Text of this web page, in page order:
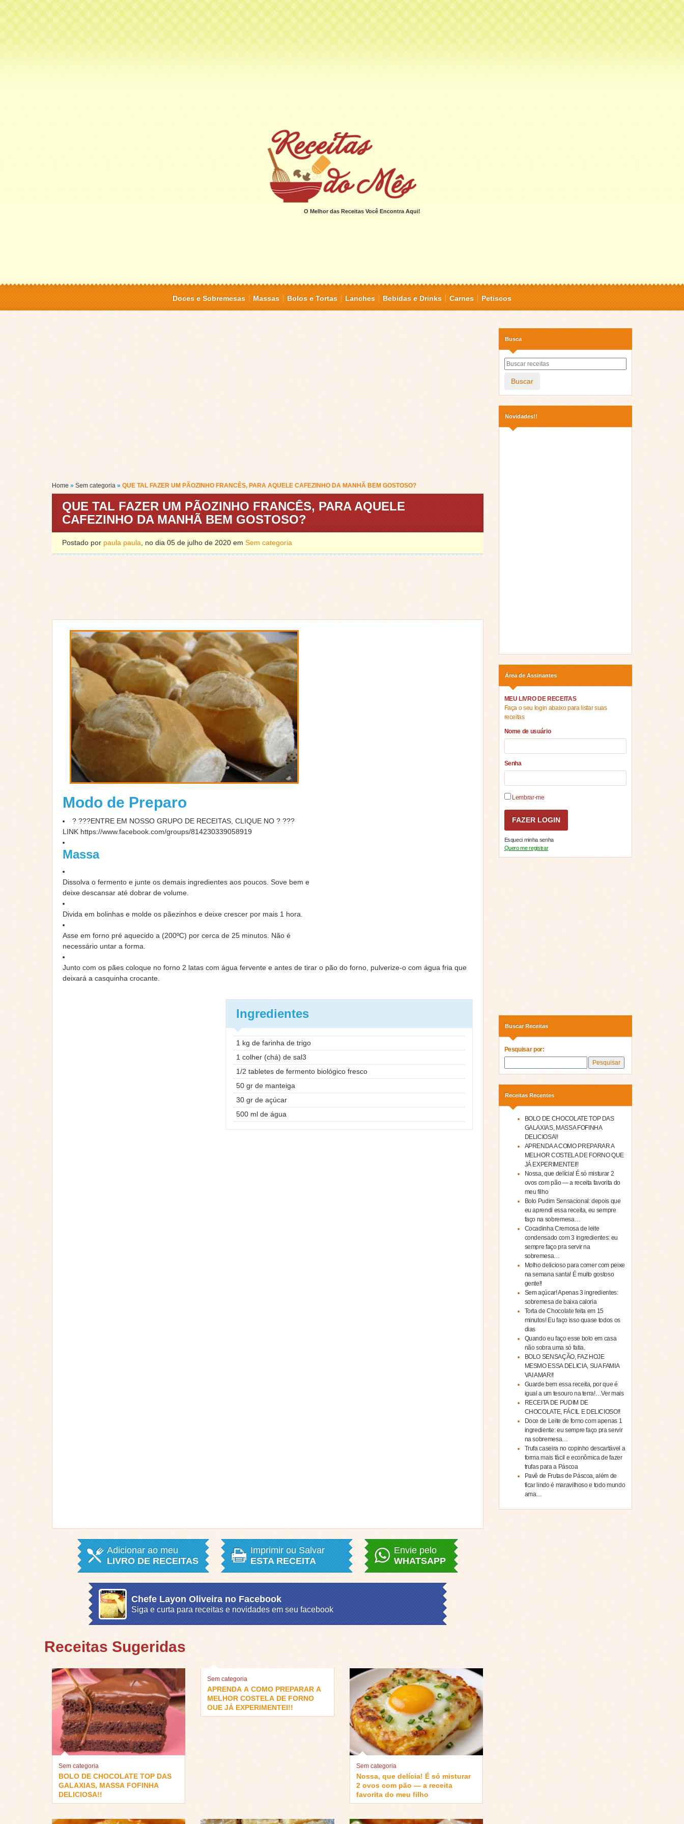
O Melhor das Receitas Você Encontra Aqui!
Doces e Sobremesas Massas Bolos e Tortas Lanches Bebidas e Drinks Carnes Petiscos
Home » Sem categoria » QUE TAL FAZER UM PÃOZINHO FRANCÊS, PARA AQUELE CAFEZINHO DA MANHÃ BEM GOSTOSO?
QUE TAL FAZER UM PÃOZINHO FRANCÊS, PARA AQUELE
CAFEZINHO DA MANHÃ BEM GOSTOSO?
Postado por paula paula, no dia 05 de julho de 2020 em Sem categoria
Modo de Preparo
? ???ENTRE EM NOSSO GRUPO DE RECEITAS, CLIQUE NO ? ???
LINK https://www.facebook.com/groups/814230339058919
Massa
Dissolva o fermento e junte os demais ingredientes aos poucos. Sove bem e
deixe descansar até dobrar de volume.
Divida em bolinhas e molde os pãezinhos e deixe crescer por mais 1 hora.
Asse em forno pré aquecido a (200ºC) por cerca de 25 minutos. Não é
necessário untar a forma.
Junto com os pães coloque no forno 2 latas com água fervente e antes de tirar o pão do forno, pulverize-o com água fria que
deixará a casquinha crocante.
Ingredientes
1 kg de farinha de trigo
1 colher (chá) de sal3
1/2 tabletes de fermento biológico fresco
50 gr de manteiga
30 gr de açúcar
500 ml de água
Adicionar ao meu
LIVRO DE RECEITAS
Imprimir ou Salvar
ESTA RECEITA
Envie pelo
WHATSAPP
Chefe Layon Oliveira no Facebook
Siga e curta para receitas e novidades em seu facebook
Receitas Sugeridas
Sem categoria
BOLO DE CHOCOLATE TOP DAS
GALAXIAS, MASSA FOFINHA
DELICIOSA!!
Sem categoria
APRENDA A COMO PREPARAR A
MELHOR COSTELA DE FORNO
QUE JÁ EXPERIMENTEI!!
Sem categoria
Nossa, que delícia! É só misturar
2 ovos com pão — a receita
favorita do meu filho
Busca
Buscar
Novidades!!
Área de Assinantes
MEU LIVRO DE RECEITAS
Faça o seu login abaixo para listar suas
receitas
Nome de usuário
Senha
Lembrar-me
Esqueci minha senha
Quero me registrar
Buscar Receitas
Pesquisar por:
Receitas Recentes
BOLO DE CHOCOLATE TOP DAS
GALAXIAS, MASSA FOFINHA
DELICIOSA!!
APRENDA A COMO PREPARAR A
MELHOR COSTELA DE FORNO QUE
JÁ EXPERIMENTEI!!
Nossa, que delícia! É só misturar 2
ovos com pão — a receita favorita do
meu filho
Bolo Pudim Sensacional: depois que
eu aprendi essa receita, eu sempre
faço na sobremesa…
Cocadinha Cremosa de leite
condensado com 3 ingredientes: eu
sempre faço pra servir na
sobremesa…
Molho delicioso para comer com peixe
na semana santa! É muito gostoso
gente!!
Sem açúcar! Apenas 3 ingredientes:
sobremesa de baixa caloria
Torta de Chocolate feita em 15
minutos! Eu faço isso quase todos os
dias
Quando eu faço esse bolo em casa
não sobra uma só fatia.
BOLO SENSAÇÃO, FAZ HOJE
MESMO ESSA DELICIA, SUA FAMIA
VAI AMAR!!
Guarde bem essa receita, por que é
igual a um tesouro na terra!…Ver mais
RECEITA DE PUDIM DE
CHOCOLATE, FÁCIL E DELICIOSO!!
Doce de Leite de forno com apenas 1
ingrediente: eu sempre faço pra servir
na sobremesa…
Trufa caseira no copinho descartável a
forma mais fácil e econômica de fazer
trufas para a Páscoa
Pavê de Frutas de Páscoa, além de
ficar lindo é maravilhoso e todo mundo
ama…